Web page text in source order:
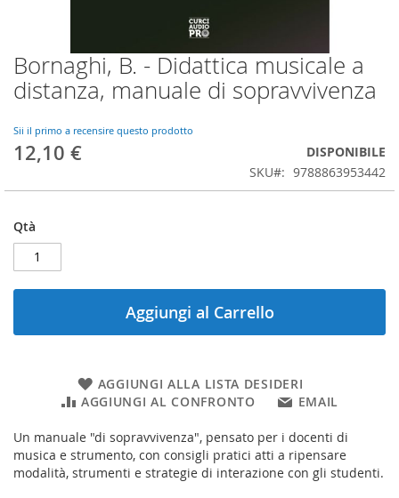
Vai
all'inizio
della
di
immagini
Bornaghi, B. - Didattica musicale a
distanza, manuale di sopravvivenza
Sii il primo a recensire questo prodotto
12,10 €
DISPONIBILE
SKU
9788863953442
Qtà
Aggiungi al Carrello
AGGIUNGI ALLA LISTA DESIDERI
AGGIUNGI AL CONFRONTO
EMAIL
Un manuale "di sopravvivenza", pensato per i docenti di
musica e strumento, con consigli pratici atti a ripensare
modalità, strumenti e strategie di interazione con gli studenti.